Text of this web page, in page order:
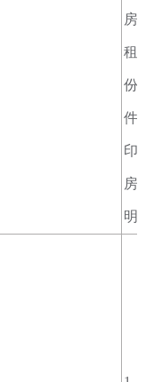
房
租
份
件
印
房
明。